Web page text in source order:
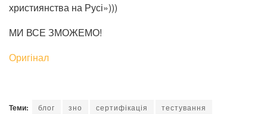
християнства на Русі»)))
МИ ВСЕ ЗМОЖЕМО!
Оригінал
Теми: блог зно сертифікація тестування